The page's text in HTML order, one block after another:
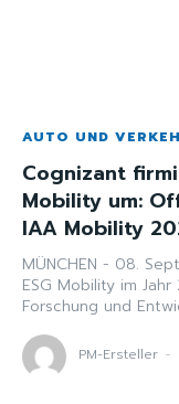
AUTO UND
Cognizant
Mobility um:
IAA Mobility
MÜNCHEN - 08.
ESG Mobility im
Forschung und
PM-Ersteller -